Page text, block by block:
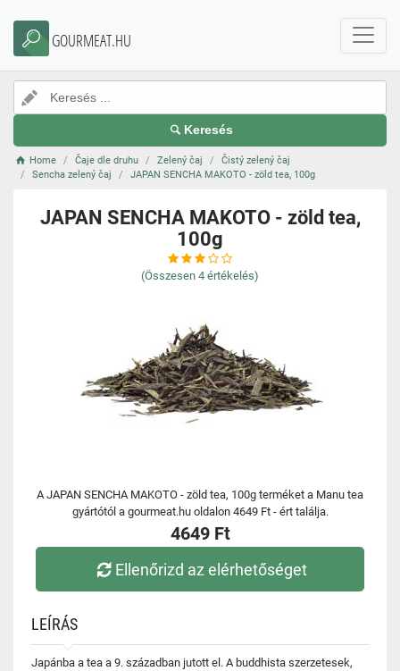
GOURMEAT.HU
Keresés
Home Čaje dle druhu Zelený čaj
Čistý zelený čaj
Sencha zelený čaj
JAPAN SENCHA MAKOTO - zöld tea, 100g
JAPAN SENCHA MAKOTO - zöld tea,
100g
(Összesen 4 értékelés)
A JAPAN SENCHA MAKOTO - zöld tea, 100g terméket a Manu tea
gyártótól a gourmeat.hu oldalon 4649 Ft - ért találja.
4649 Ft
Ellenőrizd az elérhetőséget
LEÍRÁS
Japánba a tea a 9. században jutott el. A buddhista szerzetesek,